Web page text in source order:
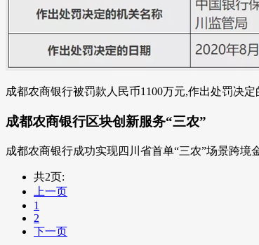
成都农商银行被罚款人民币1100万元,作出处罚决
成都农商银行区块创新服务“三农”
成都农商银行成功实现四川省首单“三农”场景跨
共2页:
上一页
1
2
下一页